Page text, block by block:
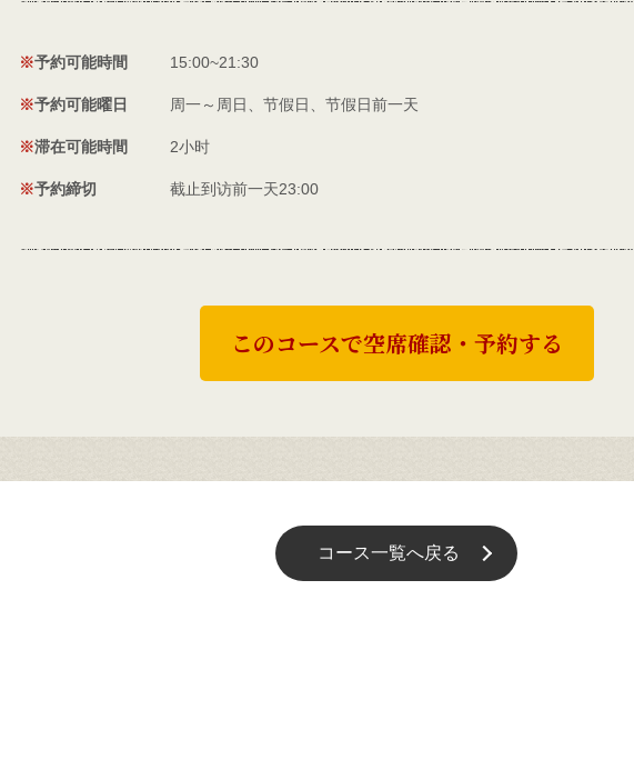
予約可能時間 15:00~21:30
予約可能曜日 周一～周日、节假日、节假日前一天
滞在可能時間 2小时
予約締切 截止到访前一天23:00
このコースで空席確認・予約する
コース一覧へ戻る